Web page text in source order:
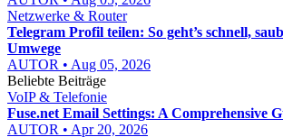
Netzwerke & Router
Telegram Profil teilen: So geht’s schnell,
Umwege
AUTOR • Aug 05, 2026
Beliebte Beiträge
VoIP & Telefonie
Fuse.net Email Settings: A Comprehensive
AUTOR • Apr 20, 2026